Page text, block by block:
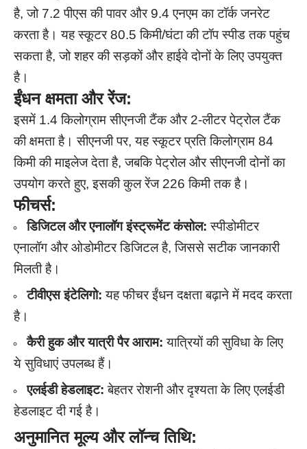
है, जो 7.2 पीएस की पावर और 9.4 एनएम का टॉर्क जनरेट
करता है। यह स्कूटर 80.5 किमी/घंटा की टॉप स्पीड तक पहुंच
सकता है, जो शहर की सड़कों और हाईवे दोनों के लिए उपयुक्त
है।
ईंधन क्षमता और रेंज:
इसमें 1.4 किलोग्राम सीएनजी टैंक और 2-लीटर पेट्रोल टैंक
की क्षमता है। सीएनजी पर, यह स्कूटर प्रति किलोग्राम 84
किमी की माइलेज देता है, जबकि पेट्रोल और सीएनजी दोनों का
उपयोग करते हुए, इसकी कुल रेंज 226 किमी तक है।
फीचर्स:
डिजिटल और एनालॉग इंस्ट्रूमेंट कंसोल: स्पीडोमीटर
एनालॉग और ओडोमीटर डिजिटल है, जिससे सटीक जानकारी
मिलती है।
टीवीएस इंटेलिगो: यह फीचर ईंधन दक्षता बढ़ाने में मदद करता
है।
कैरी हुक और यात्री पैर आराम: यात्रियों की सुविधा के लिए
ये सुविधाएं उपलब्ध हैं।
एलईडी हेडलाइट: बेहतर रोशनी और दृश्यता के लिए एलईडी
हेडलाइट दी गई है।
अनुमानित मूल्य और लॉन्च तिथि: